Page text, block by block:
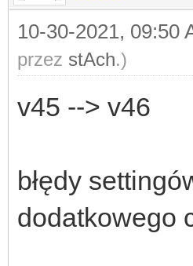
10-30-2021, 09:50
przez stAch.)
v45 --> v46
błędy
dodatkowego